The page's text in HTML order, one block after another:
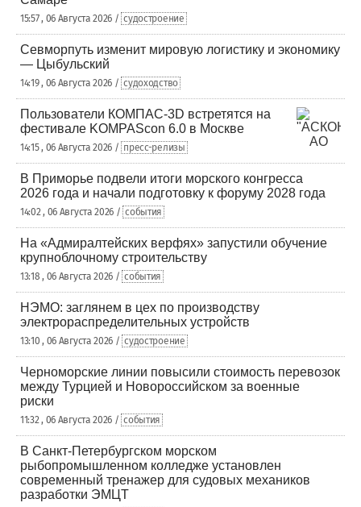
15:57 , 06 Августа 2026 / судостроение
Севморпуть изменит мировую логистику и экономику
— Цыбульский
14:19 , 06 Августа 2026 / судоходство
Пользователи КОМПАС-3D встретятся на
фестивале KOMPAScon 6.0 в Москве
14:15 , 06 Августа 2026 / пресс-релизы
В Приморье подвели итоги морского конгресса
2026 года и начали подготовку к форуму 2028 года
14:02 , 06 Августа 2026 / события
На «Адмиралтейских верфях» запустили обучение
крупноблочному строительству
13:18 , 06 Августа 2026 / события
НЭМО: заглянем в цех по производству
электрораспределительных устройств
13:10 , 06 Августа 2026 / судостроение
Черноморские линии повысили стоимость перевозок
между Турцией и Новороссийском за военные
риски
11:32 , 06 Августа 2026 / события
В Санкт-Петербургском морском
рыбопромышленном колледже установлен
современный тренажер для судовых механиков
разработки ЭМЦТ